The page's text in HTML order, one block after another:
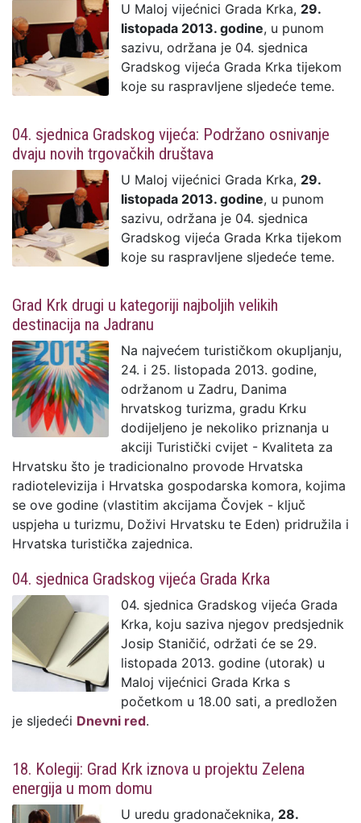
U Maloj vijećnici Grada Krka, 29.
listopada 2013. godine, u punom
sazivu, održana je 04. sjednica
Gradskog vijeća Grada Krka tijekom
koje su raspravljene sljedeće teme.
04. sjednica Gradskog vijeća: Podržano osnivanje
dvaju novih trgovačkih društava
U Maloj vijećnici Grada Krka, 29.
listopada 2013. godine, u punom
sazivu, održana je 04. sjednica
Gradskog vijeća Grada Krka tijekom
koje su raspravljene sljedeće teme.
Grad Krk drugi u kategoriji najboljih velikih
destinacija na Jadranu
Na najvećem turističkom okupljanju,
24. i 25. listopada 2013. godine,
održanom u Zadru, Danima
hrvatskog turizma, gradu Krku
dodijeljeno je nekoliko priznanja u
akciji Turistički cvijet - Kvaliteta za
Hrvatsku što je tradicionalno provode Hrvatska
radiotelevizija i Hrvatska gospodarska komora, kojima
se ove godine (vlastitim akcijama Čovjek - ključ
uspjeha u turizmu, Doživi Hrvatsku te Eden) pridružila i
Hrvatska turistička zajednica.
04. sjednica Gradskog vijeća Grada Krka
04. sjednica Gradskog vijeća Grada
Krka, koju saziva njegov predsjednik
Josip Staničić, održati će se 29.
listopada 2013. godine (utorak) u
Maloj vijećnici Grada Krka s
početkom u 18.00 sati, a predložen
je sljedeći Dnevni red.
18. Kolegij: Grad Krk iznova u projektu Zelena
energija u mom domu
U uredu gradonačeknika, 28.